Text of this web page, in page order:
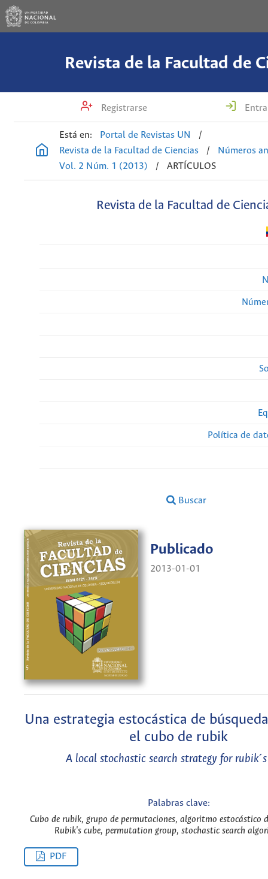
Revista de la Facultad de
Registrarse
Está en: Portal de Revistas UN
/
Revista de la Facultad de Ciencias
/
Números
Vol. 2 Núm. 1 (2013)
/ ARTÍCULOS
Revista de la Facultad de
Política de
Buscar
Publicado
2013-01-01
Una estrategia estocástica de
el cubo de rubik
A local stochastic search strategy for
Palabras clave:
Cubo de rubik, grupo de permutaciones, algoritmo estocástico
Rubik's cube, permutation group, stochastic search
PDF